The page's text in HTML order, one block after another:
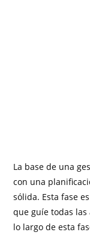
La base de una
con una
sólida. Esta fase
que guíe todas
lo largo de esta